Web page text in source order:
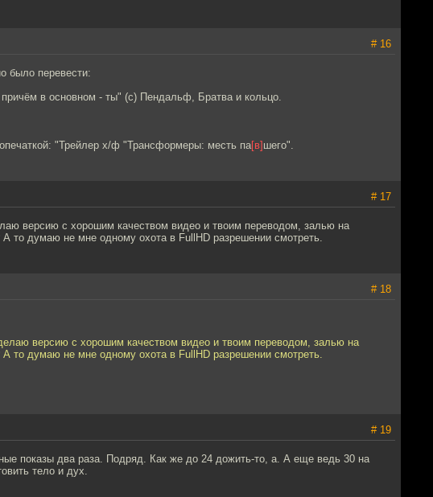
# 16
было перевести:
в основном - ты" (с) Пендальф, Братва и кольцо.
"Трейлер х/ф "Трансформеры: месть па[в] шего".
# 17
версию с хорошим качеством видео и твоим переводом, залью на
то думаю не мне одному охота в FullHD разрешении смотреть.
# 18
версию с хорошим качеством видео и твоим переводом, залью на
то думаю не мне одному охота в FullHD разрешении смотреть.
# 19
показы два раза. Подряд. Как же до 24 дожить-то, а. А еще ведь 30 на
тело и дух.